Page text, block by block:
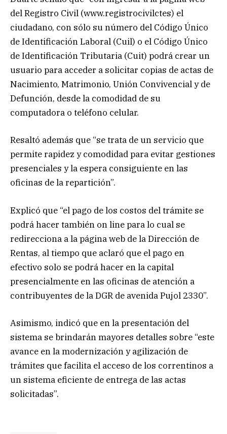
del Registro Civil (www.registrocivilctes) el
ciudadano, con sólo su número del Código Único
de Identificación Laboral (Cuil) o el Código Único
de Identificación Tributaria (Cuit) podrá crear un
usuario para acceder a solicitar copias de actas de
Nacimiento, Matrimonio, Unión Convivencial y de
Defunción, desde la comodidad de su
computadora o teléfono celular.
Resaltó además que “se trata de un servicio que
permite rapidez y comodidad para evitar gestiones
presenciales y la espera consiguiente en las
oficinas de la repartición”.
Explicó que “el pago de los costos del trámite se
podrá hacer también on line para lo cual se
redirecciona a la página web de la Dirección de
Rentas, al tiempo que aclaró que el pago en
efectivo solo se podrá hacer en la capital
presencialmente en las oficinas de atención a
contribuyentes de la DGR de avenida Pujol 2330”.
Asimismo, indicó que en la presentación del
sistema se brindarán mayores detalles sobre “este
avance en la modernización y agilización de
trámites que facilita el acceso de los correntinos a
un sistema eficiente de entrega de las actas
solicitadas”.